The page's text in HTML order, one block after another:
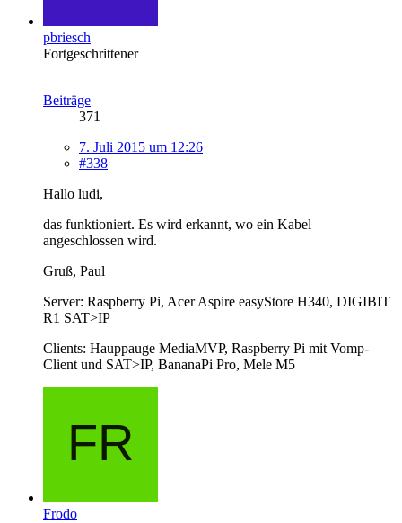
pbriesch
Fortgeschrittener
Beiträge
371
7. Juli 2015 um 12:26
#338
Hallo ludi,
das funktioniert. Es wird erkannt, wo ein Kabel
angeschlossen wird.
Gruß, Paul
Server: Raspberry Pi, Acer Aspire easyStore H340, DIGIBIT
R1 SAT>IP
Clients: Hauppauge MediaMVP, Raspberry Pi mit Vomp-
Client und SAT>IP, BananaPi Pro, Mele M5
Frodo